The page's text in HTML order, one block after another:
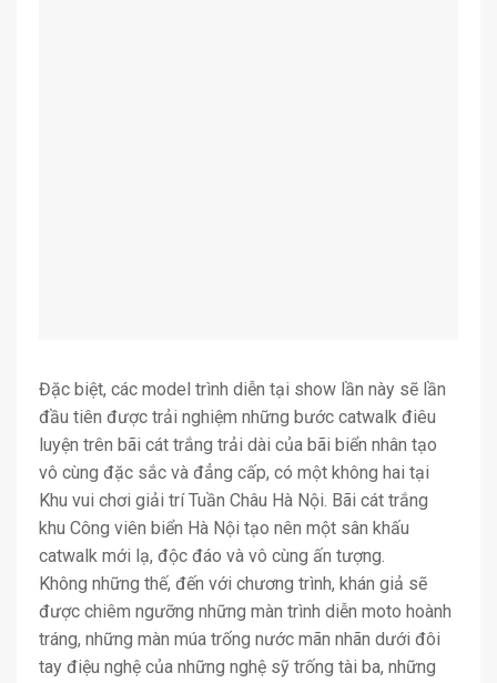
Đặc biệt, các model trình diễn tại show lần này sẽ lần
đầu tiên được trải nghiệm những bước catwalk điêu
luyện trên bãi cát trắng trải dài của bãi biển nhân tạo
vô cùng đặc sắc và đẳng cấp, có một không hai tại
Khu vui chơi giải trí Tuần Châu Hà Nội. Bãi cát trắng
khu Công viên biển Hà Nội tạo nên một sân khấu
catwalk mới lạ, độc đáo và vô cùng ấn tượng.
Không những thế, đến với chương trình, khán giả sẽ
được chiêm ngưỡng những màn trình diễn moto hoành
tráng, những màn múa trống nước mãn nhãn dưới đôi
tay điệu nghệ của những nghệ sỹ trống tài ba, những